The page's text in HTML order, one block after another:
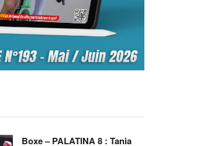
Boxe – PALATINA 8 : Tania